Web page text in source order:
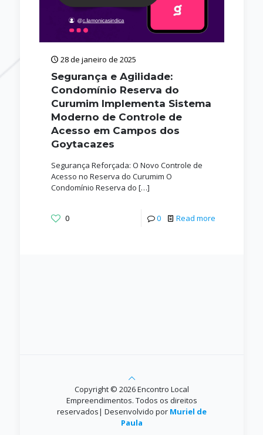
28 de janeiro de 2025
Segurança e Agilidade:
Condomínio Reserva do
Curumim Implementa Sistema
Moderno de Controle de
Acesso em Campos dos
Goytacazes
Segurança Reforçada: O Novo Controle de
Acesso no Reserva do Curumim O
Condomínio Reserva do […]
0 0 Read more
Copyright © 2026 Encontro Local
Empreendimentos. Todos os direitos
reservados| Desenvolvido por Muriel de
Paula